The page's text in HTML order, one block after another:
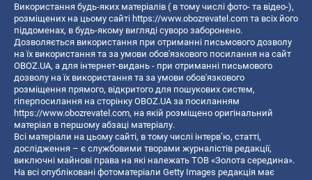
Використання будь-яких матеріалів ( в тому числі фото- та відео-),
розміщених на цьому сайті https://www.obozrevatel.com та всіх його
піддоменах, в будь-якому вигляді суворо заборонено.
Дозволяється використання при отриманні письмового дозволу
на їх використання та за умови обов'язкового посилання на сайт
OBOZ.UA, а для інтернет-видань - при отриманні письмового
дозволу на їх використання та за умови обов'язкового
розміщення прямого, відкритого для пошукових систем,
гіперпосилання на сторінку OBOZ.UA за посиланням
https://www.obozrevatel.com, на якій розміщено оригінальний
матеріал в першому абзаці матеріалу.
Всі матеріали на цьому сайті, в тому числі інтерв’ю, статті,
дослідження – є службовими творами журналістів редакції,
виключні майнові права на які належать ТОВ «Золота середина».
На всі опубліковані фотоматеріали Getty Images редакція має